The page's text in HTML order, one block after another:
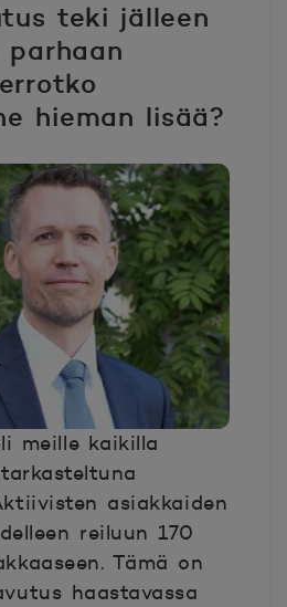
teki jälleen
parhaan
hieman lisää?
meille kaikilla
asiakkaiden
reiluun 170
Tämä on
haastavassa